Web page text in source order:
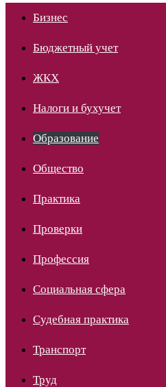
Бизнес
Бюджетный учет
ЖКХ
Налоги и бухучет
Образование
Общество
Практика
Проверки
Профессия
Социальная сфера
Судебная практика
Транспорт
Труд